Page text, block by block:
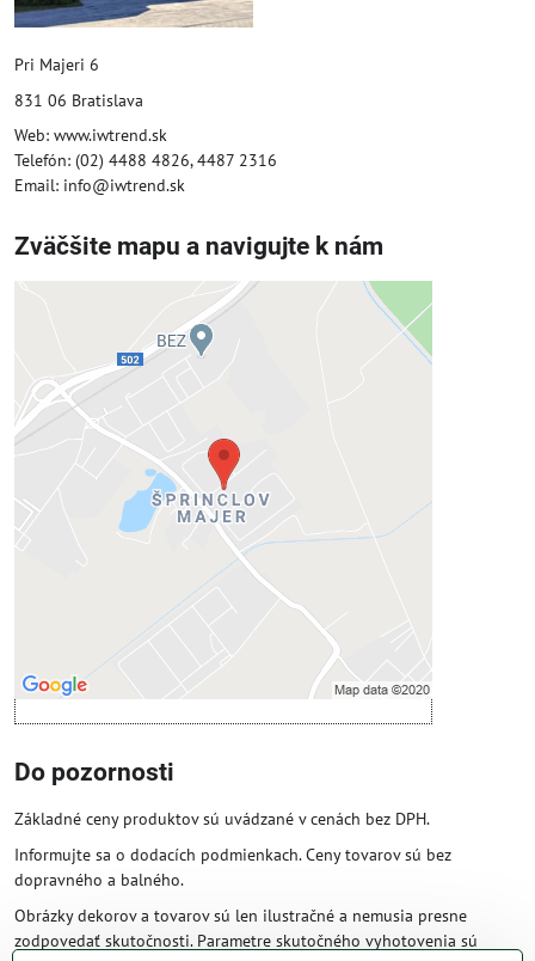
Pri Majeri 6
831 06 Bratislava
Web: www.iwtrend.sk
Telefón: (02) 4488 4826, 4487 2316
Email: info@iwtrend.sk
Zväčšite mapu a navigujte k nám
Externý obsah je blokovaný
Prajete si načítať externý obsah?
Povoliť tentokrát
Povoliť a zapamätať - súhlas s druhom
cookie: Funkčné
Otvoriť obsah v novom okne
Do pozornosti
Základné ceny produktov sú uvádzané v cenách bez DPH.
Informujte sa o dodacích podmienkach. Ceny tovarov sú bez
dopravného a balného.
Obrázky dekorov a tovarov sú len ilustračné a nemusia presne
zodpovedať skutočnosti. Parametre skutočného vyhotovenia sú